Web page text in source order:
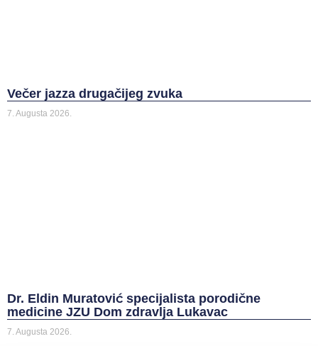
Večer jazza drugačijeg zvuka
7. Augusta 2026.
Dr. Eldin Muratović specijalista porodične
medicine JZU Dom zdravlja Lukavac
7. Augusta 2026.